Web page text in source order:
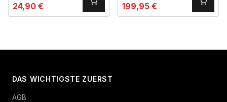
24,90 € 199,95 €
DAS WICHTIGSTE ZUERST
AGB